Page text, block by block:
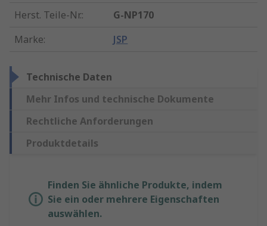
Herst. Teile-Nr.:
G-NP170
Marke: JSP
Technische Daten
Mehr Infos und technische Dokumente
Rechtliche Anforderungen
Produktdetails
Finden Sie ähnliche Produkte, indem
Sie ein oder mehrere Eigenschaften
auswählen.